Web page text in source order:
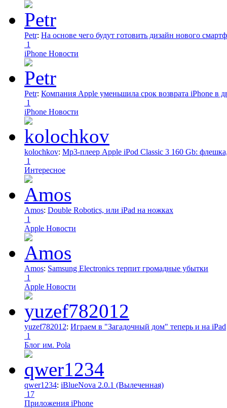
Petr: На основе чего будут готовить дизайн нового
1
iPhone Новости
Petr: Компания Apple уменьшила срок возврата iPhone в
1
iPhone Новости
kolochkov: Mp3-плеер Apple iPod Classic 3 160 Gb:
1
Интересное
Amos: Double Robotics, или iPad на ножках
1
Apple Новости
Amos: Samsung Electronics терпит громадные убытки
1
Apple Новости
yuzef782012: Играем в "Загадочный дом" теперь и на iPad
1
Блог им. Pola
qwer1234: iBlueNova 2.0.1 (Вылеченная)
17
Приложения iPhone